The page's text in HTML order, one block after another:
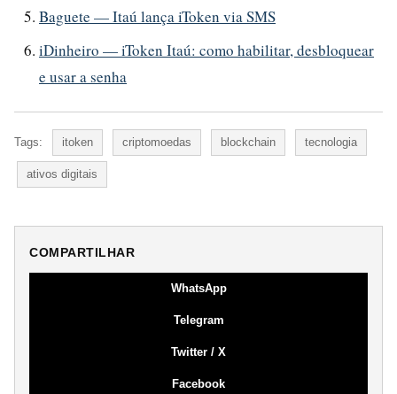
Baguete — Itaú lança iToken via SMS
iDinheiro — iToken Itaú: como habilitar, desbloquear
e usar a senha
Tags: itoken criptomoedas blockchain tecnologia
ativos digitais
COMPARTILHAR
WhatsApp
Telegram
Twitter / X
Facebook